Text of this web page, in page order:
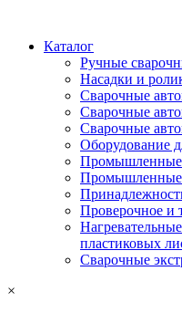
Каталог
Ручные
Насадки и
Сварочные
Сварочные
Сварочные
Оборудование
Промышленные
Промышленные
Проверочное и
пластиковых
Сварочные
×